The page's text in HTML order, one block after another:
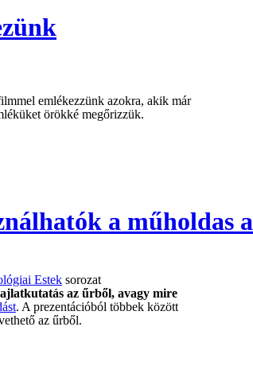
emlékezzünk azokra, akik már
örökké megőrizzük.
a műholdas
Estek sorozat
az űrből, avagy mire
. A prezentációból többek között
az űrből.